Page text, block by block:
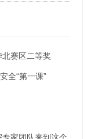
赛区二等奖
全“第一课”